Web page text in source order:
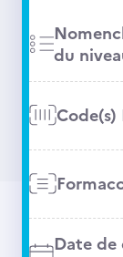
du
Code(s)
Date de